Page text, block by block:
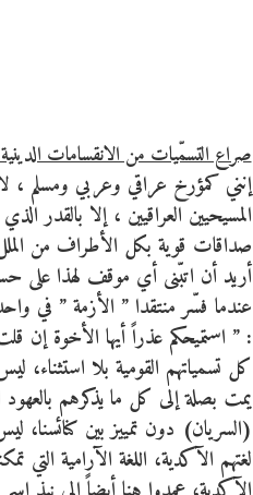
صراع التسمّيات من الانقسامات
إنني كمؤرخ عراقي وعربي ومسلم ،
المسيحيين العراقيين ، إلا
صداقات قوية بكل الأطراف من الملل
أريد أن اتبّنى أي موقف لهذا على
عندما فسّر منتقدا ” الأزمة ” في
: ” استميحكم عذراً أيها الأخوة إن
كل تسمياتهم القومية بلا
يمت بصلة إلى كل ما يذكرهم بالعهود
(السريان) دون تمييز بين
لغتهم الآكدية، اللغة الآرامية